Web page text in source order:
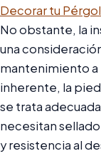
Decorar tu
No obstante, la
una
mantenimiento a
inherente, la
se trata
necesitan
y resistencia al